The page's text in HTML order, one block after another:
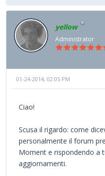
yellow
Administrator
01-24-2014, 02:05 PM
Ciao!
Scusa il rigardo: come
personalmente il forum
Moment e rispondendo a
aggiornamenti.